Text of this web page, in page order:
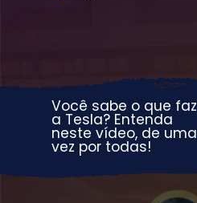
Você sabe o que faz
a Tesla? Entenda
neste vídeo, de uma
vez por todas!